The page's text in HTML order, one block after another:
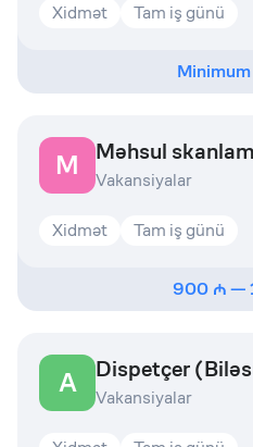
Xidmət Tam iş günü
Minimum
M Məhsul
Vakansiyalar
Xidmət Tam iş günü
900 —
A Dispetçer
Vakansiyalar